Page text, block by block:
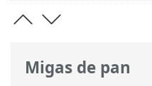
Migas de pan